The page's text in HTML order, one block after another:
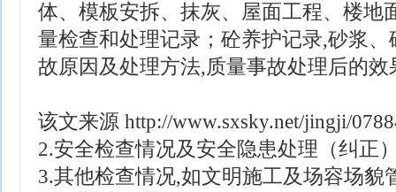
体、模板安拆、抹灰、屋面工程、楼地
量检查和处理记录；砼养护记录,砂浆
故原因及处理方法,质量事故处理后的效
该文来源 http://www.sxsky.net/jingji/
2.安全检查情况及安全隐患处理（纠正
3.其他检查情况,如文明施工及场容场貌